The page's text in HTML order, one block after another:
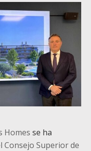
Homes se ha
Consejo Superior de